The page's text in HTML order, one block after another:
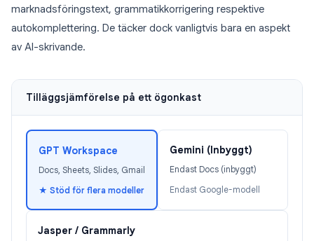
marknadsföringstext, grammatikkorrigering respektive
autokomplettering. De täcker dock vanligtvis bara en aspekt
av AI-skrivande.
Tilläggsjämförelse på ett ögonkast
GPT Workspace
Docs, Sheets, Slides, Gmail
★ Stöd för flera modeller
Gemini (Inbyggt)
Endast Docs (inbyggt)
Endast Google-modell
Jasper / Grammarly